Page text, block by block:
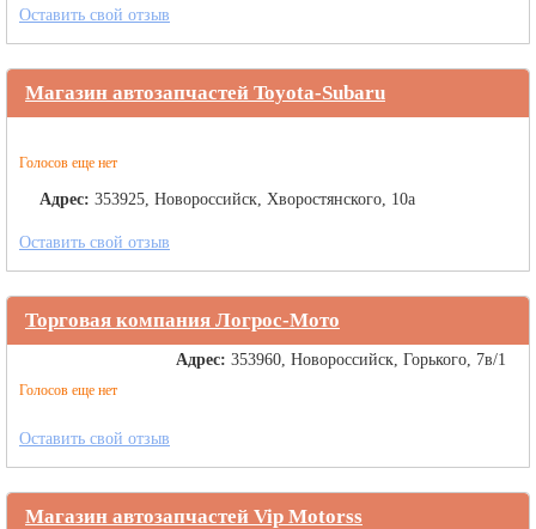
Оставить свой отзыв
Магазин автозапчастей Toyota-Subaru
Голосов еще нет
Адрес: 353925, Новороссийск, Хворостянского, 10а
Оставить свой отзыв
Торговая компания Логрос-Мото
Голосов еще нет
Адрес: 353960, Новороссийск, Горького, 7в/1
Оставить свой отзыв
Магазин автозапчастей Vip Motorss